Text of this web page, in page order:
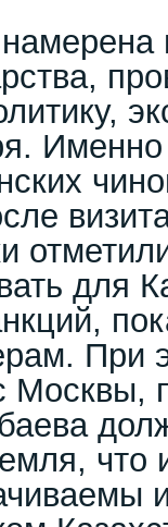
Именно
для
При
Москвы,
что